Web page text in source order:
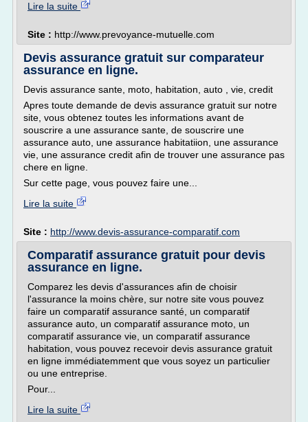
Lire la suite
Site : http://www.prevoyance-mutuelle.com
Devis assurance gratuit sur comparateur
assurance en ligne.
Devis assurance sante, moto, habitation, auto , vie, credit
Apres toute demande de devis assurance gratuit sur notre
site, vous obtenez toutes les informations avant de
souscrire a une assurance sante, de souscrire une
assurance auto, une assurance habitatiion, une assurance
vie, une assurance credit afin de trouver une assurance pas
chere en ligne.
Sur cette page, vous pouvez faire une...
Lire la suite
Site : http://www.devis-assurance-comparatif.com
Comparatif assurance gratuit pour devis
assurance en ligne.
Comparez les devis d'assurances afin de choisir
l'assurance la moins chère, sur notre site vous pouvez
faire un comparatif assurance santé, un comparatif
assurance auto, un comparatif assurance moto, un
comparatif assurance vie, un comparatif assurance
habitation, vous pouvez recevoir devis assurance gratuit
en ligne immédiatemment que vous soyez un particulier
ou une entreprise.
Pour...
Lire la suite